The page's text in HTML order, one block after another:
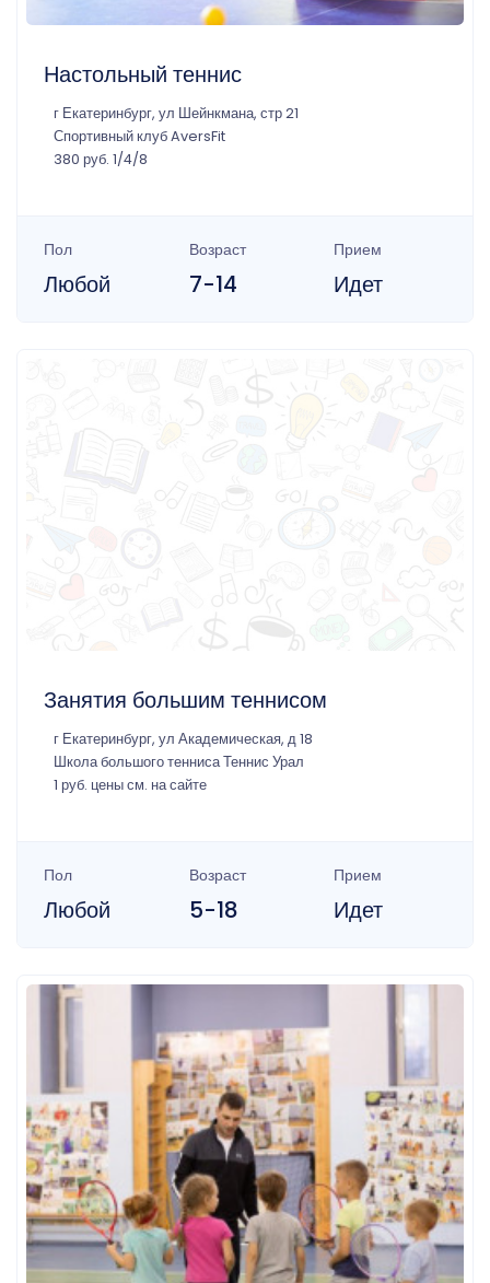
Настольный теннис
г Екатеринбург, ул Шейнкмана, стр 21
Спортивный клуб AversFit
380 руб. 1/4/8
Пол
Любой
Возраст
7-14
Прием
Идет
Занятия большим теннисом
г Екатеринбург, ул Академическая, д 18
Школа большого тенниса Теннис Урал
1 руб. цены см. на сайте
Пол
Любой
Возраст
5-18
Прием
Идет